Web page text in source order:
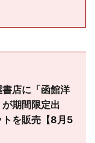
書店に「函館洋
期間限定出
トを販売【8月5